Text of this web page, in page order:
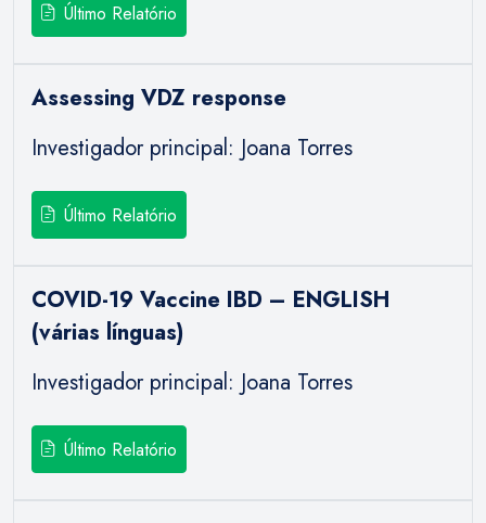
Último Relatório
Assessing VDZ response
Investigador principal: Joana Torres
Último Relatório
COVID-19 Vaccine IBD – ENGLISH
(várias línguas)
Investigador principal: Joana Torres
Último Relatório